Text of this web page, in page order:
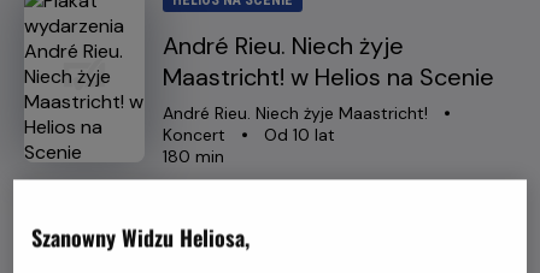
André Rieu. Niech żyje
Maastricht! w Helios na Scenie
Oryginalny
tytuł
André Rieu. Niech żyje Maastricht!
Koncert
Minimalny
Od 10 lat
Czas
trwania
180 min
Szanowny Widzu Heliosa,